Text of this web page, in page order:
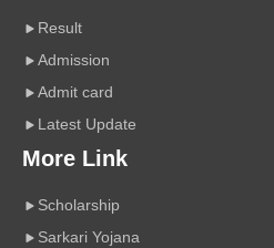
Result
Admission
Admit card
Latest Update
More Link
Scholarship
Sarkari Yojana